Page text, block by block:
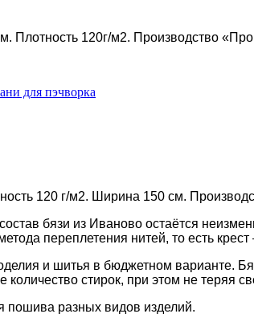
Плотность 120г/м2. Производство
для пэчворка
120 г/м2. Ширина 150 см.
бязи из Иваново остаётся
переплетения нитей, то есть крест
и шитья в бюджетном варианте.
стирок, при этом не теряя
пошива разных видов изделий.